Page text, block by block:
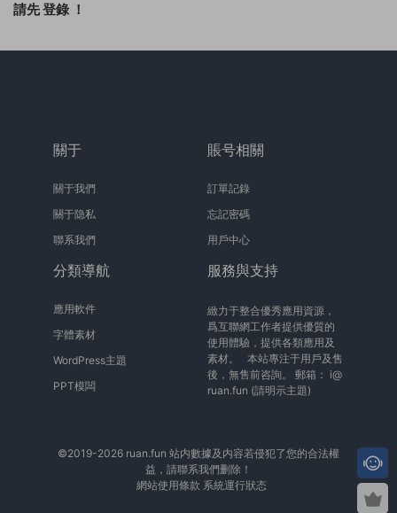
請先登錄 ！
關于
關于我們
關于隐私
聯系我們
賬号相關
訂單記錄
忘記密碼
用戶中心
分類導航
應用軟件
字體素材
WordPress主題
PPT模闆
服務與支持
緻力于整合優秀應用資源，
爲互聯網工作者提供優質的
使用體驗，提供各類應用及
素材。 本站專注于用戶及售
後，無售前咨詢。 郵箱： i@
ruan.fun (請明示主題)
©2019-2026 ruan.fun 站内數據及内容若侵犯了您的合法權
益，請聯系我們删除！
網站使用條款 系統運行狀态